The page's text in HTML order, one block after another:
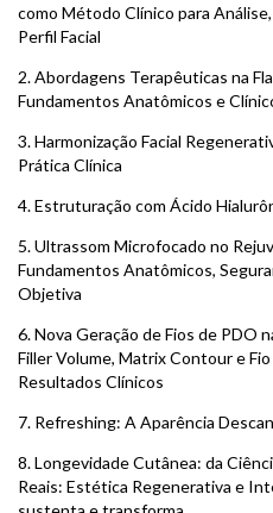
como Método Clínico para
Perfil Facial
2. Abordagens Terapêuticas na
Fundamentos Anatômicos e
3. Harmonização Facial
Prática Clínica
4. Estruturação com Ácido
5. Ultrassom Microfocado no
Fundamentos Anatômicos,
Objetiva
6. Nova Geração de Fios de PDO
Filler Volume, Matrix Contour e
Resultados Clínicos
7. Refreshing: A Aparência
8. Longevidade Cutânea: da
Reais: Estética Regenerativa e